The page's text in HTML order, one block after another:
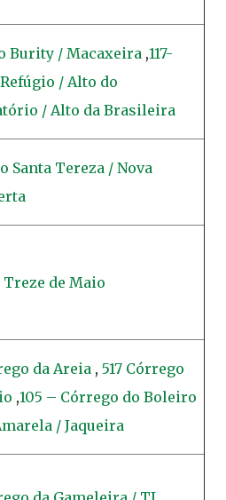
Burity / Macaxeira ,117-
/ Alto do
/ Alto da Brasileira
Santa Tereza / Nova
Treze de Maio
da Areia , 517 Córrego
,105 – Córrego do Boleiro
/ Jaqueira